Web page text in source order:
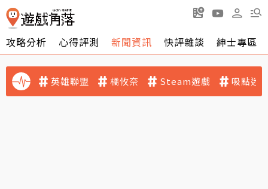
攻略分析 心得評測 新聞資訊 快評雜談 紳士專區
英雄聯盟 橘攸奈 Steam遊戲 吸點迷